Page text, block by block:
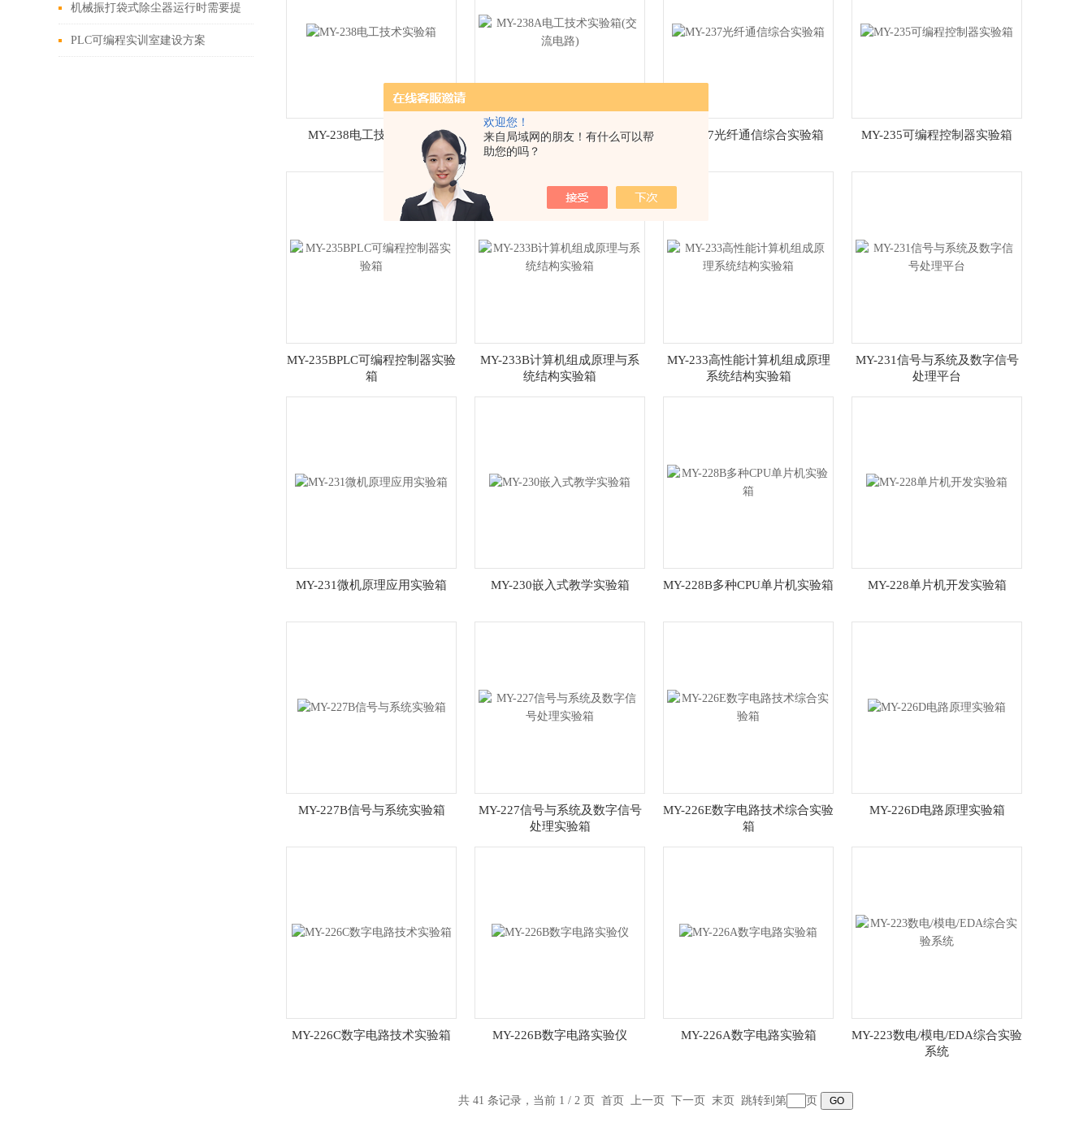
欢迎您！
来自局域网的朋友！有什么可以帮
助您的吗？
度探索
机械振打袋式除尘器运行时需要提
前预防的故障
PLC可编程实训室建设方案
MY-238电工技术实验箱
MY-238A电工技术实验箱(交流
MY-237光纤通信综合实验箱 MY-235可编程控制器实验箱
MY-235BPLC可编程控制器实验
箱
MY-233B计算机组成原理与系
统结构实验箱
MY-233高性能计算机组成原理
系统结构实验箱
MY-231信号与系统及数字信号
处理平台
MY-231微机原理应用实验箱 MY-230嵌入式教学实验箱 MY-228B多种CPU单片机实验箱 MY-228单片机开发实验箱
MY-227B信号与系统实验箱
MY-227信号与系统及数字信号
处理实验箱
MY-226E数字电路技术综合实验
箱
MY-226D电路原理实验箱
MY-226C数字电路技术实验箱 MY-226B数字电路实验仪 MY-226A数字电路实验箱
MY-223数电/模电/EDA综合实验
系统
共 41 条记录，当前 1 / 2 页 首页 上一页 下一页 末页 跳转到第 页